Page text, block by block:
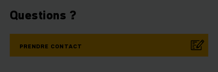
Questions ?
PRENDRE CONTACT